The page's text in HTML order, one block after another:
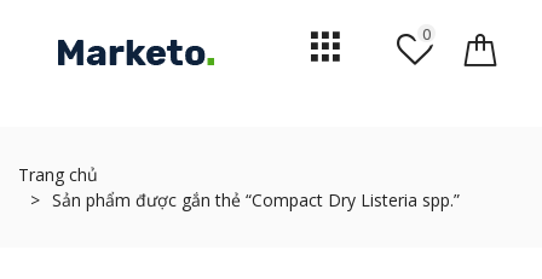
0
Trang chủ
Sản phẩm được gắn thẻ “Compact Dry Listeria spp.”